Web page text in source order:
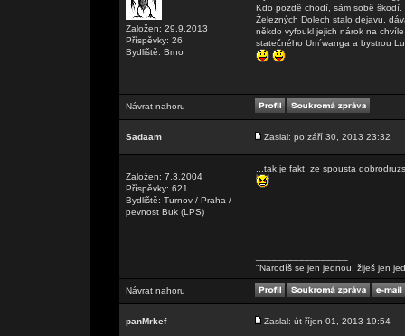
Založen: 29.9.2013
Příspěvky: 26
Bydliště: Brno
Kdo pozdě chodí, sám sobě
Železných Dolech stalo dejavu,
někdo vyfoukl jejich nárok na
statečného Um´wanga a bystrou
Návrat nahoru
Sadaam Zaslal: po září 30, 2013 23:32
Založen: 7.3.2004
Příspěvky: 621
Bydliště: Turnov / Praha /
pevnost Buk (LPS)
...tak je fakt, ze spousta
"Narodíš se jen jednou, žiješ jen
Návrat nahoru
panMrkef Zaslal: út říjen 01, 2013 19:54